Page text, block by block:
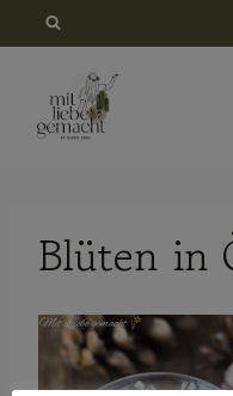
springen
Blüten in